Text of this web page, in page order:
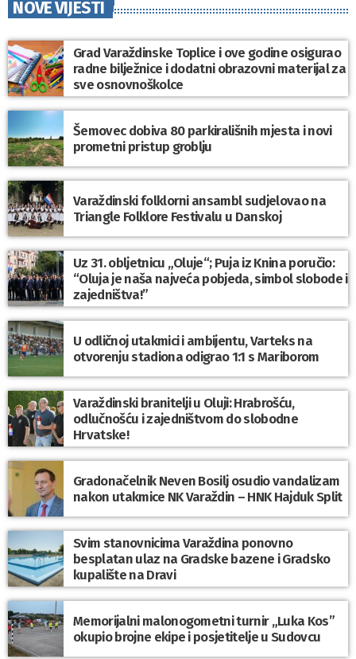
NOVE VIJESTI
Grad Varaždinske Toplice i ove godine osigurao
radne bilježnice i dodatni obrazovni materijal za
sve osnovnoškolce
Šemovec dobiva 80 parkirališnih mjesta i novi
prometni pristup groblju
Varaždinski folklorni ansambl sudjelovao na
Triangle Folklore Festivalu u Danskoj
Uz 31. obljetnicu „Oluje“; Puja iz Knina poručio:
“Oluja je naša najveća pobjeda, simbol slobode i
zajedništva!”
U odličnoj utakmici i ambijentu, Varteks na
otvorenju stadiona odigrao 1:1 s Mariborom
Varaždinski branitelji u Oluji: Hrabrošću,
odlučnošću i zajedništvom do slobodne
Hrvatske!
Gradonačelnik Neven Bosilj osudio vandalizam
nakon utakmice NK Varaždin – HNK Hajduk Split
Svim stanovnicima Varaždina ponovno
besplatan ulaz na Gradske bazene i Gradsko
kupalište na Dravi
Memorijalni malonogometni turnir „Luka Kos”
okupio brojne ekipe i posjetitelje u Sudovcu